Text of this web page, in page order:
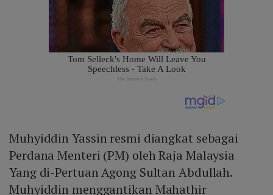
Muhyiddin Yassin resmi diangkat sebagai
Perdana Menteri (PM) oleh Raja Malaysia
Yang di-Pertuan Agong Sultan Abdullah.
Muhyiddin menggantikan Mahathir